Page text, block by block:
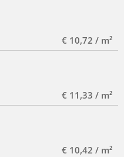
€ 10,72 / m²
€ 11,33 / m²
€ 10,42 / m²